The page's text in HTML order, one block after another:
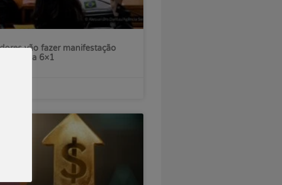
vão fazer manifestação
escala 6×1